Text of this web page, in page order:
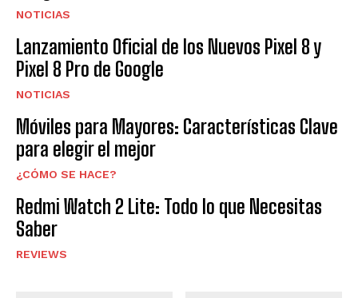
NOTICIAS
Lanzamiento Oficial de los Nuevos Pixel 8 y
Pixel 8 Pro de Google
NOTICIAS
Móviles para Mayores: Características Clave
para elegir el mejor
¿CÓMO SE HACE?
Redmi Watch 2 Lite: Todo lo que Necesitas
Saber
REVIEWS